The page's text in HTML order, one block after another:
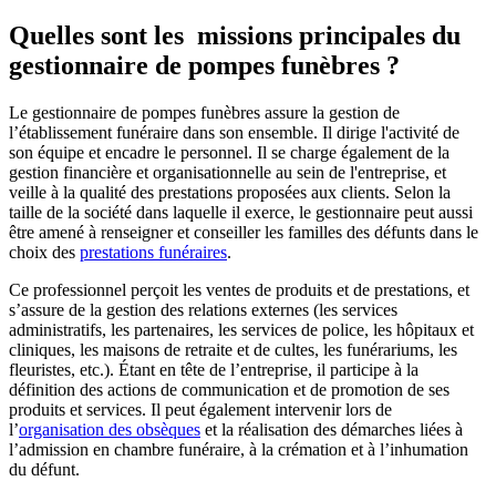
Quelles sont les missions principales du
gestionnaire de pompes funèbres ?
Le gestionnaire de pompes funèbres assure la gestion de
l’établissement funéraire dans son ensemble. Il dirige l'activité de
son équipe et encadre le personnel. Il se charge également de la
gestion financière et organisationnelle au sein de l'entreprise, et
veille à la qualité des prestations proposées aux clients. Selon la
taille de la société dans laquelle il exerce, le gestionnaire peut aussi
être amené à renseigner et conseiller les familles des défunts dans le
choix des prestations funéraires.
Ce professionnel perçoit les ventes de produits et de prestations, et
s’assure de la gestion des relations externes (les services
administratifs, les partenaires, les services de police, les hôpitaux et
cliniques, les maisons de retraite et de cultes, les funérariums, les
fleuristes, etc.). Étant en tête de l’entreprise, il participe à la
définition des actions de communication et de promotion de ses
produits et services. Il peut également intervenir lors de
l’organisation des obsèques et la réalisation des démarches liées à
l’admission en chambre funéraire, à la crémation et à l’inhumation
du défunt.